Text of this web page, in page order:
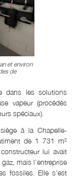
et environ
de
dans les solutions
vapeur (procédés
spéciaux).
à la Chapelle-
de 1 731 m²
lui avait
mais l’entreprise
fossiles. Elle s’est